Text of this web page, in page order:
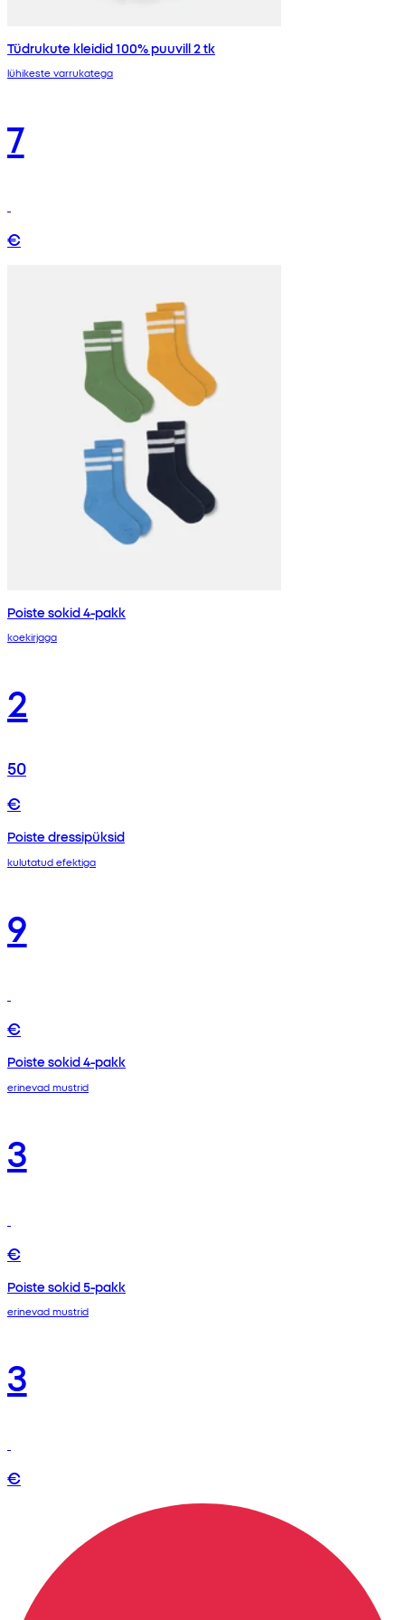
Tüdrukute kleidid 100% puuvill 2 tk
lühikeste varrukatega
7
€
Poiste sokid 4-pakk
koekirjaga
2
50
€
Poiste dressipüksid
kulutatud efektiga
9
€
Poiste sokid 4-pakk
erinevad mustrid
3
€
Poiste sokid 5-pakk
erinevad mustrid
3
€